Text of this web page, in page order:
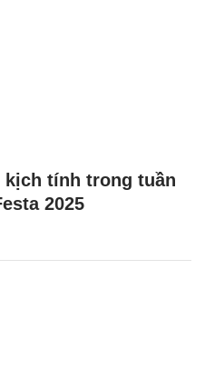
kịch tính trong tuần
2025